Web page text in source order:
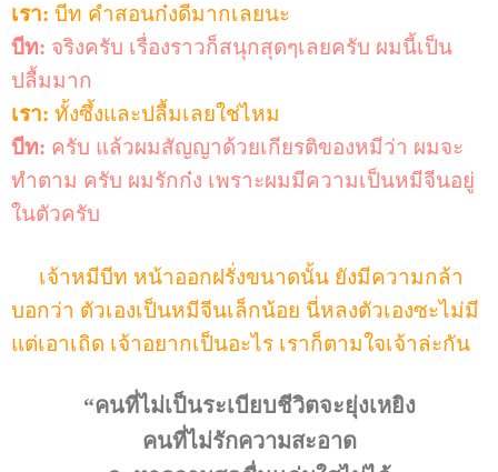
เรา: บีท คำสอนก๋งดีมากเลยนะ
บีท: จริงครับ เรื่องราวก็สนุกสุดๆเลยครับ ผมนี้เป็น
ปลื้มมาก
เรา: ทั้งซึ้งและปลื้มเลยใช่ไหม
บีท: ครับ แล้วผมสัญญาด้วยเกียรติของหมีว่า ผมจะ
ทำตาม ครับ ผมรักก๋ง เพราะผมมีความเป็นหมีจีนอยู่
ในตัวครับ
เจ้าหมีบีท หน้าออกฝรั่งขนาดนั้น ยังมีความกล้า
บอกว่า ตัวเองเป็นหมีจีนเล็กน้อย นี่หลงตัวเองซะไม่มี
แต่เอาเถิด เจ้าอยากเป็นอะไร เราก็ตามใจเจ้าล่ะกัน
“คนที่ไม่เป็นระเบียบชีวิตจะยุ่งเหยิง
คนที่ไม่รักความสะอาด